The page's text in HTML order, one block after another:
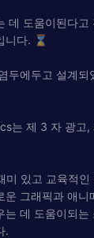
데 도움이된다
니다. ⌛
두에두고 설계
는 제 3 자 광
미 있고 교육적인
운 그래픽과 애니
는 데 도움이되는
.